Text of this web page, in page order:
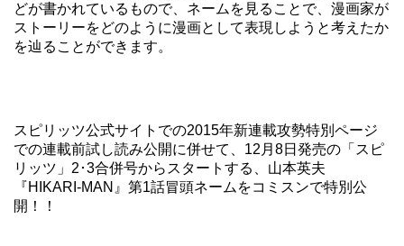
どが書かれているもので、ネームを見ることで、漫画家が
ストーリーをどのように漫画として表現しようと考えたか
を辿ることができます。
スピリッツ公式サイトでの2015年新連載攻勢特別ページ
での連載前試し読み公開に併せて、12月8日発売の「スピ
リッツ」2･3合併号からスタートする、山本英夫
『HIKARI-MAN』第1話冒頭ネームをコミスンで特別公
開！！